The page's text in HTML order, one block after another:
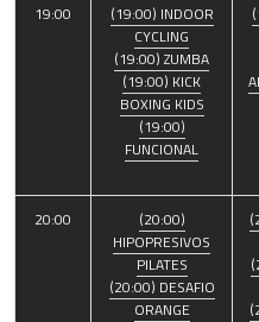
19:00
(19:00) INDOOR
CYCLING
(19:00) ZUMBA
(19:00) KICK
BOXING KIDS
(19:00)
FUNCIONAL
20:00
(20:00)
HIPOPRESIVOS
PILATES
(20:00) DESAFIO
ORANGE